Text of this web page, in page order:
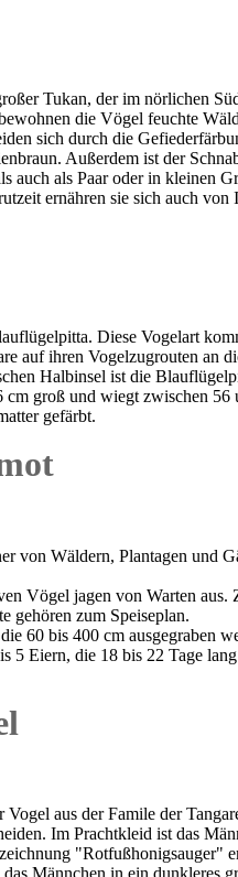
Tukan, der im nörlichen
die Vögel feuchte
sich durch die
Außerdem ist der
als Paar oder in kleinen
ernähren sie sich auch von
Diese Vogelart
auf ihren Vogelzugrouten an
Halbinsel ist die
groß und wiegt zwischen 56
gefärbt.
von Wäldern, Plantagen und
Vögel jagen von Warten
gehören zum Speiseplan.
60 bis 400 cm ausgegraben
5 Eiern, die 18 bis 22 Tage
aus der Famile der
Im Prachtkleid ist das
"Rotfußhonigsauger"
das Männchen in ein